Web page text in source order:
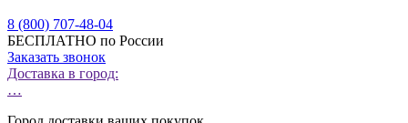
8 (800) 707-48-04
БЕСПЛАТНО по России
Заказать звонок
Доставка в город:
…